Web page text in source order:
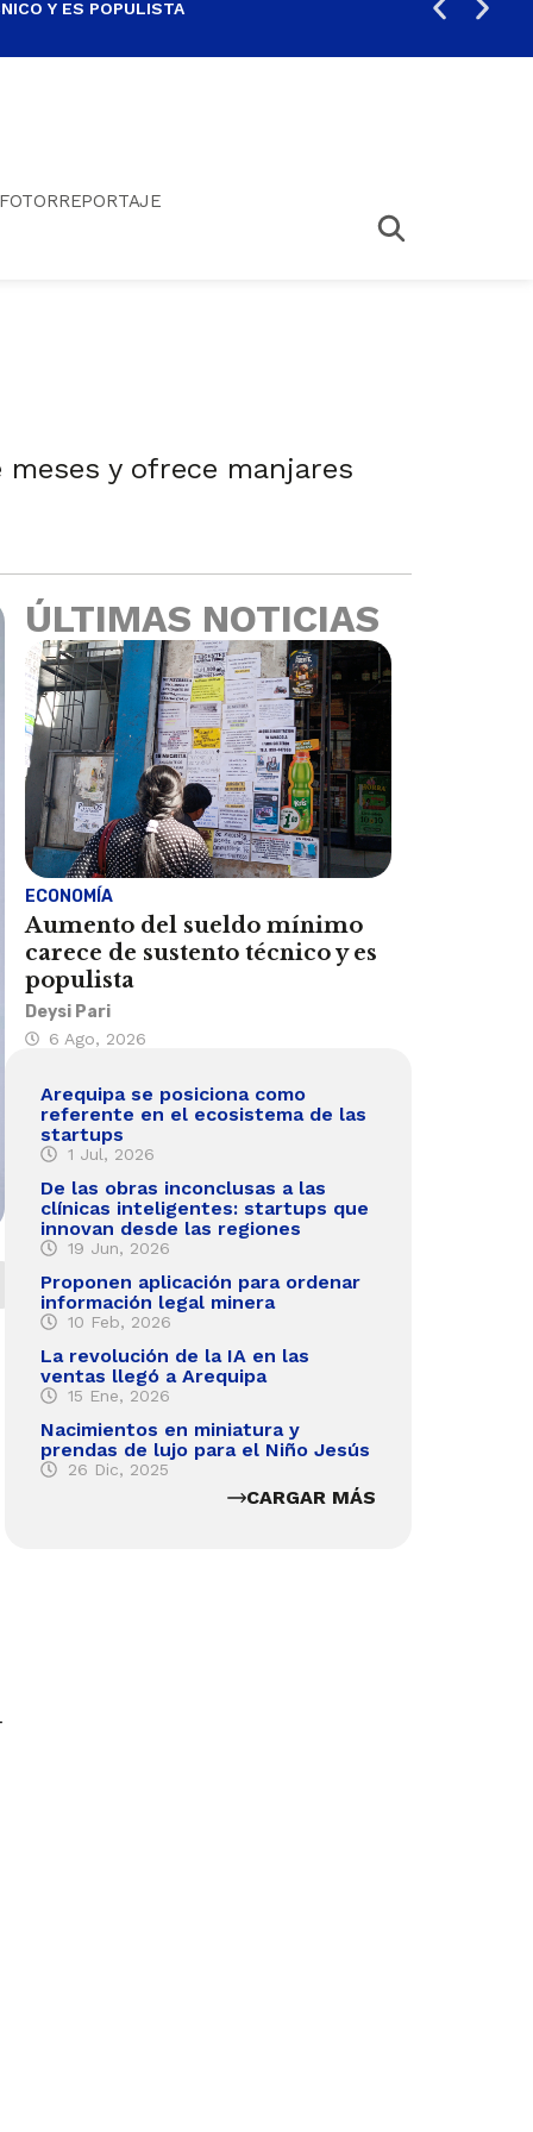
Y ES POPULISTA
y ofrece manjares
ÚLTIMAS NOTICIAS
ECONOMÍA
Aumento del sueldo mínimo
carece de sustento técnico y es
populista
Deysi Pari
6 Ago, 2026
Arequipa se posiciona como
referente en el ecosistema de las
startups
1 Jul, 2026
De las obras inconclusas a las
clínicas inteligentes: startups que
innovan desde las regiones
19 Jun, 2026
Proponen aplicación para ordenar
información legal minera
10 Feb, 2026
La revolución de la IA en las
ventas llegó a Arequipa
15 Ene, 2026
Nacimientos en miniatura y
prendas de lujo para el Niño Jesús
26 Dic, 2025
CARGAR MÁS